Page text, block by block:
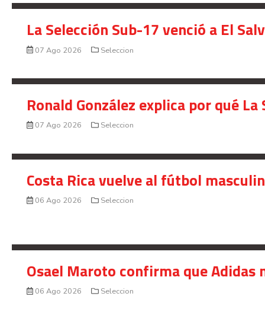
La Selección Sub-17 venció a El
07 Ago 2026 Seleccion
Ronald González explica por qué
07 Ago 2026 Seleccion
Costa Rica vuelve al fútbol
06 Ago 2026 Seleccion
Osael Maroto confirma que Adidas
06 Ago 2026 Seleccion